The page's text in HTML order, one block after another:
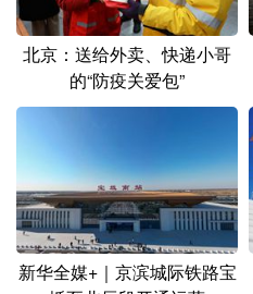
北京：送给外卖、快递小哥
的“防疫关爱包”
新华全媒+｜京滨城际铁路宝